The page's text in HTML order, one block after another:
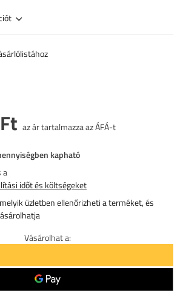
az ár tartalmazza az ÁFÁ-t
kapható
a
időt és költségeket
üzletben ellenőrizheti a terméket, és
Vásárolhat a: